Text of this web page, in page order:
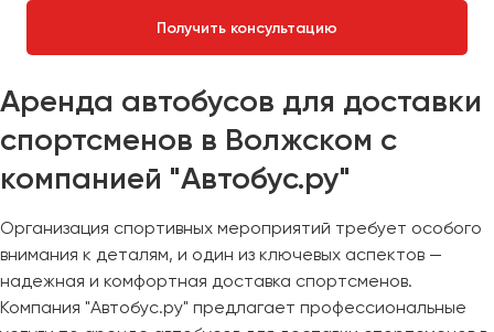
Получить консультацию
Аренда автобусов для доставки
спортсменов в Волжском с
компанией "Автобус.ру"
Организация спортивных мероприятий требует особого
внимания к деталям, и один из ключевых аспектов —
надежная и комфортная доставка спортсменов.
Компания "Автобус.ру" предлагает профессиональные